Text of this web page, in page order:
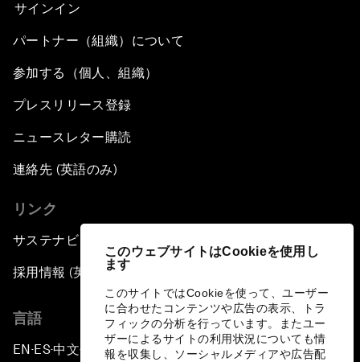
このウェブサイトはCookieを使用し
ます
このサイトではCookieを使って、ユーザー
に合わせたコンテンツや広告の表示、トラ
フィックの分析を行っています。またユー
ザーによるサイトの利用状況についても情
報を収集し、ソーシャルメディアや広告配
サインイン
パートナー（組織）について
参加する（個人、組織）
プレスリリース登録
ニュースレター購読
連絡先 (英語のみ)
リンク
サステナビリティへの取り組み
採用情報 (英語のみ)
言語
EN ▪ ES▪中文▪ 日本語